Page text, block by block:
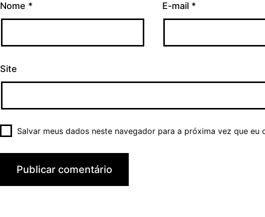
Nome * E-mail *
Site
Salvar meus dados neste navegador para a próxima vez que eu